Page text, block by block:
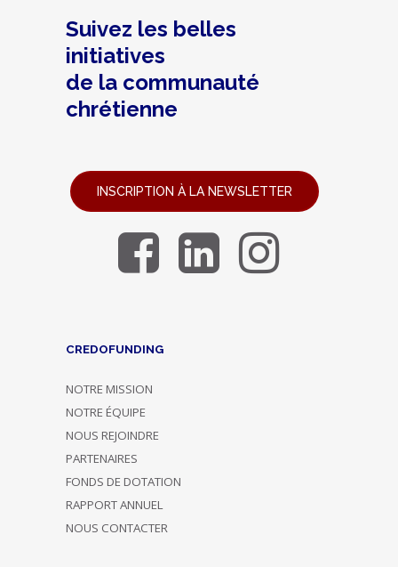
Suivez les belles
initiatives
de la communauté
chrétienne
INSCRIPTION À LA NEWSLETTER
CREDOFUNDING
NOTRE MISSION
NOTRE ÉQUIPE
NOUS REJOINDRE
PARTENAIRES
FONDS DE DOTATION
RAPPORT ANNUEL
NOUS CONTACTER